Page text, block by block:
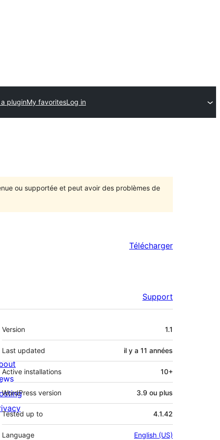
pluginMy favoritesLog in
ou supportée et peut avoir des problèmes de
Télécharger
Support
Méta
Version 1.1
Last updated il y a 11 années
Active installations 10+
WordPress version 3.9 ou plus
Tested up to 4.1.42
Language English (US)